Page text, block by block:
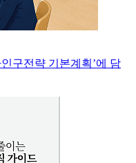
구전략 기본계획’에 담